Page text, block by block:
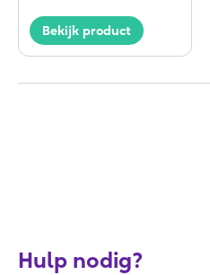
Bekijk product
Hulp nodig?